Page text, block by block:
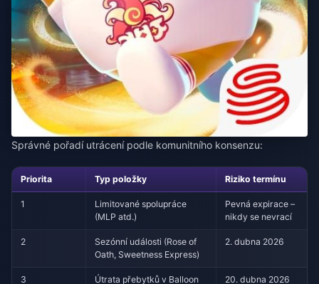
Správné pořadí utrácení podle komunitního konsenzu:
Priorita Typ položky Riziko termínu
1
Limitované spolupráce
(MLP atd.)
Pevná expirace –
nikdy se nevrací
2
Sezónní události (Rose of
Oath, Sweetness Express)
2. dubna 2026
3 Útrata přebytků v Balloon 20. dubna 2026